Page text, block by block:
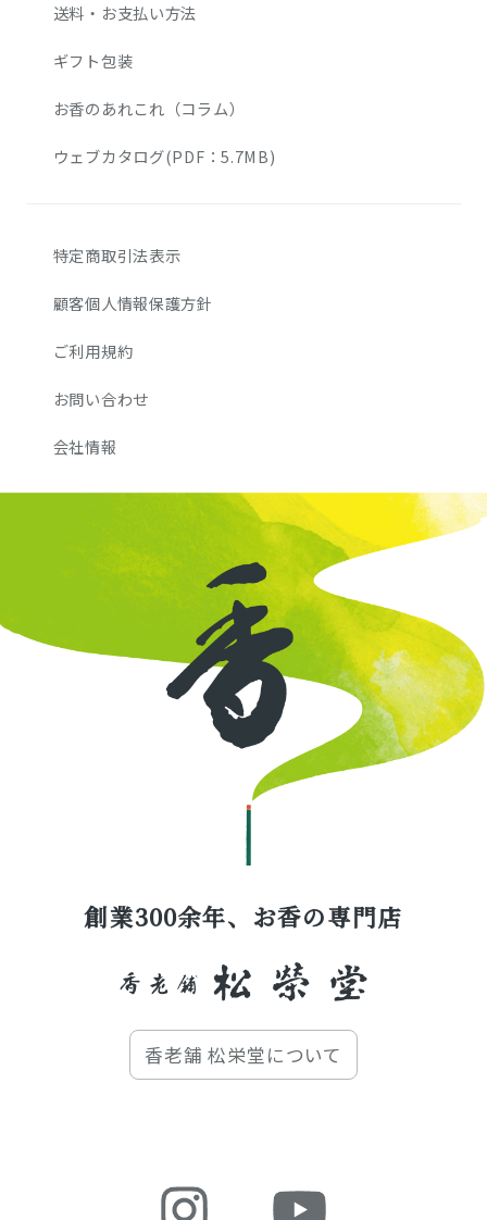
送料・お支払い方法
ギフト包装
お香のあれこれ（コラム）
ウェブカタログ(PDF：5.7MB)
特定商取引法表示
顧客個人情報保護方針
ご利用規約
お問い合わせ
会社情報
創業300余年、お香の専門店
香老舗 松栄堂について